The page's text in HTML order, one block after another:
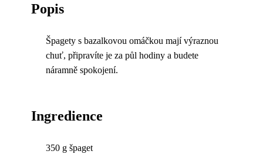
Popis
Špagety s bazalkovou omáčkou mají výraznou
chuť, připravíte je za půl hodiny a budete
náramně spokojení.
Ingredience
350 g špaget